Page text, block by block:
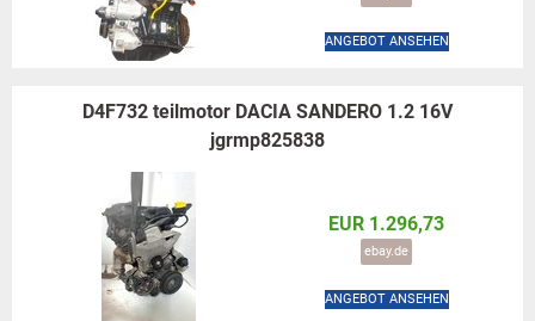
ANGEBOT ANSEHEN
D4F732 teilmotor DACIA SANDERO 1.2 16V
jgrmp825838
EUR 1.296,73
ebay.de
ANGEBOT ANSEHEN